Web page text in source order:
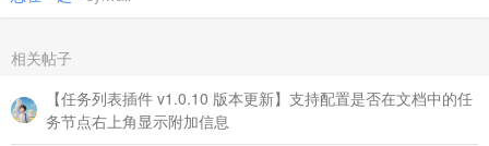
相关帖子
【任务列表插件 v1.0.10 版本更新】支持配置是否在文档中的任
务节点右上角显示附加信息